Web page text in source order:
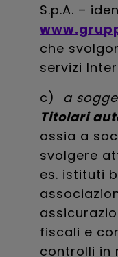
S.p.A. –
che
servizi
c) a
Titolari
ossia a
svolgere
es. istituti
fiscali e
controlli in